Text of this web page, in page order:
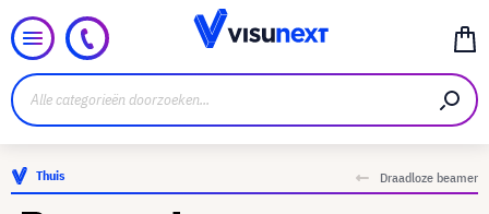
Thuis Draadloze beamer